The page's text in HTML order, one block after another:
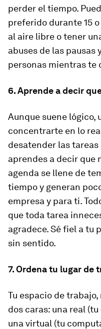
perder el tiempo.
preferido durante 15
al aire libre o tener
abuses de las
personas mientras te
6. Aprende a decir
Aunque suene lógico,
concentrarte en lo
desatender las
aprendes a decir que
agenda se llene de
tiempo y generan
empresa y para ti.
que toda tarea
agradece. Sé fiel a tu
sin sentido.
7. Ordena tu lugar de
Tu espacio de
dos caras: una real
una virtual (tu